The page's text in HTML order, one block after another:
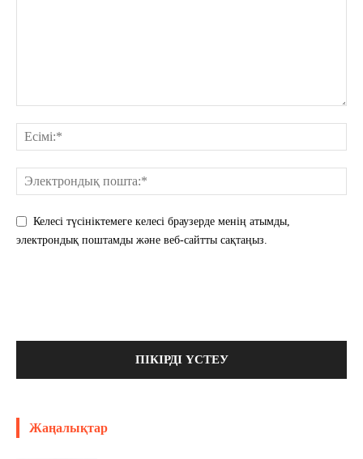
Келесі түсініктемеге келесі браузерде менің атымды,
электрондық поштамды және веб-сайтты сақтаңыз.
Жаңалықтар